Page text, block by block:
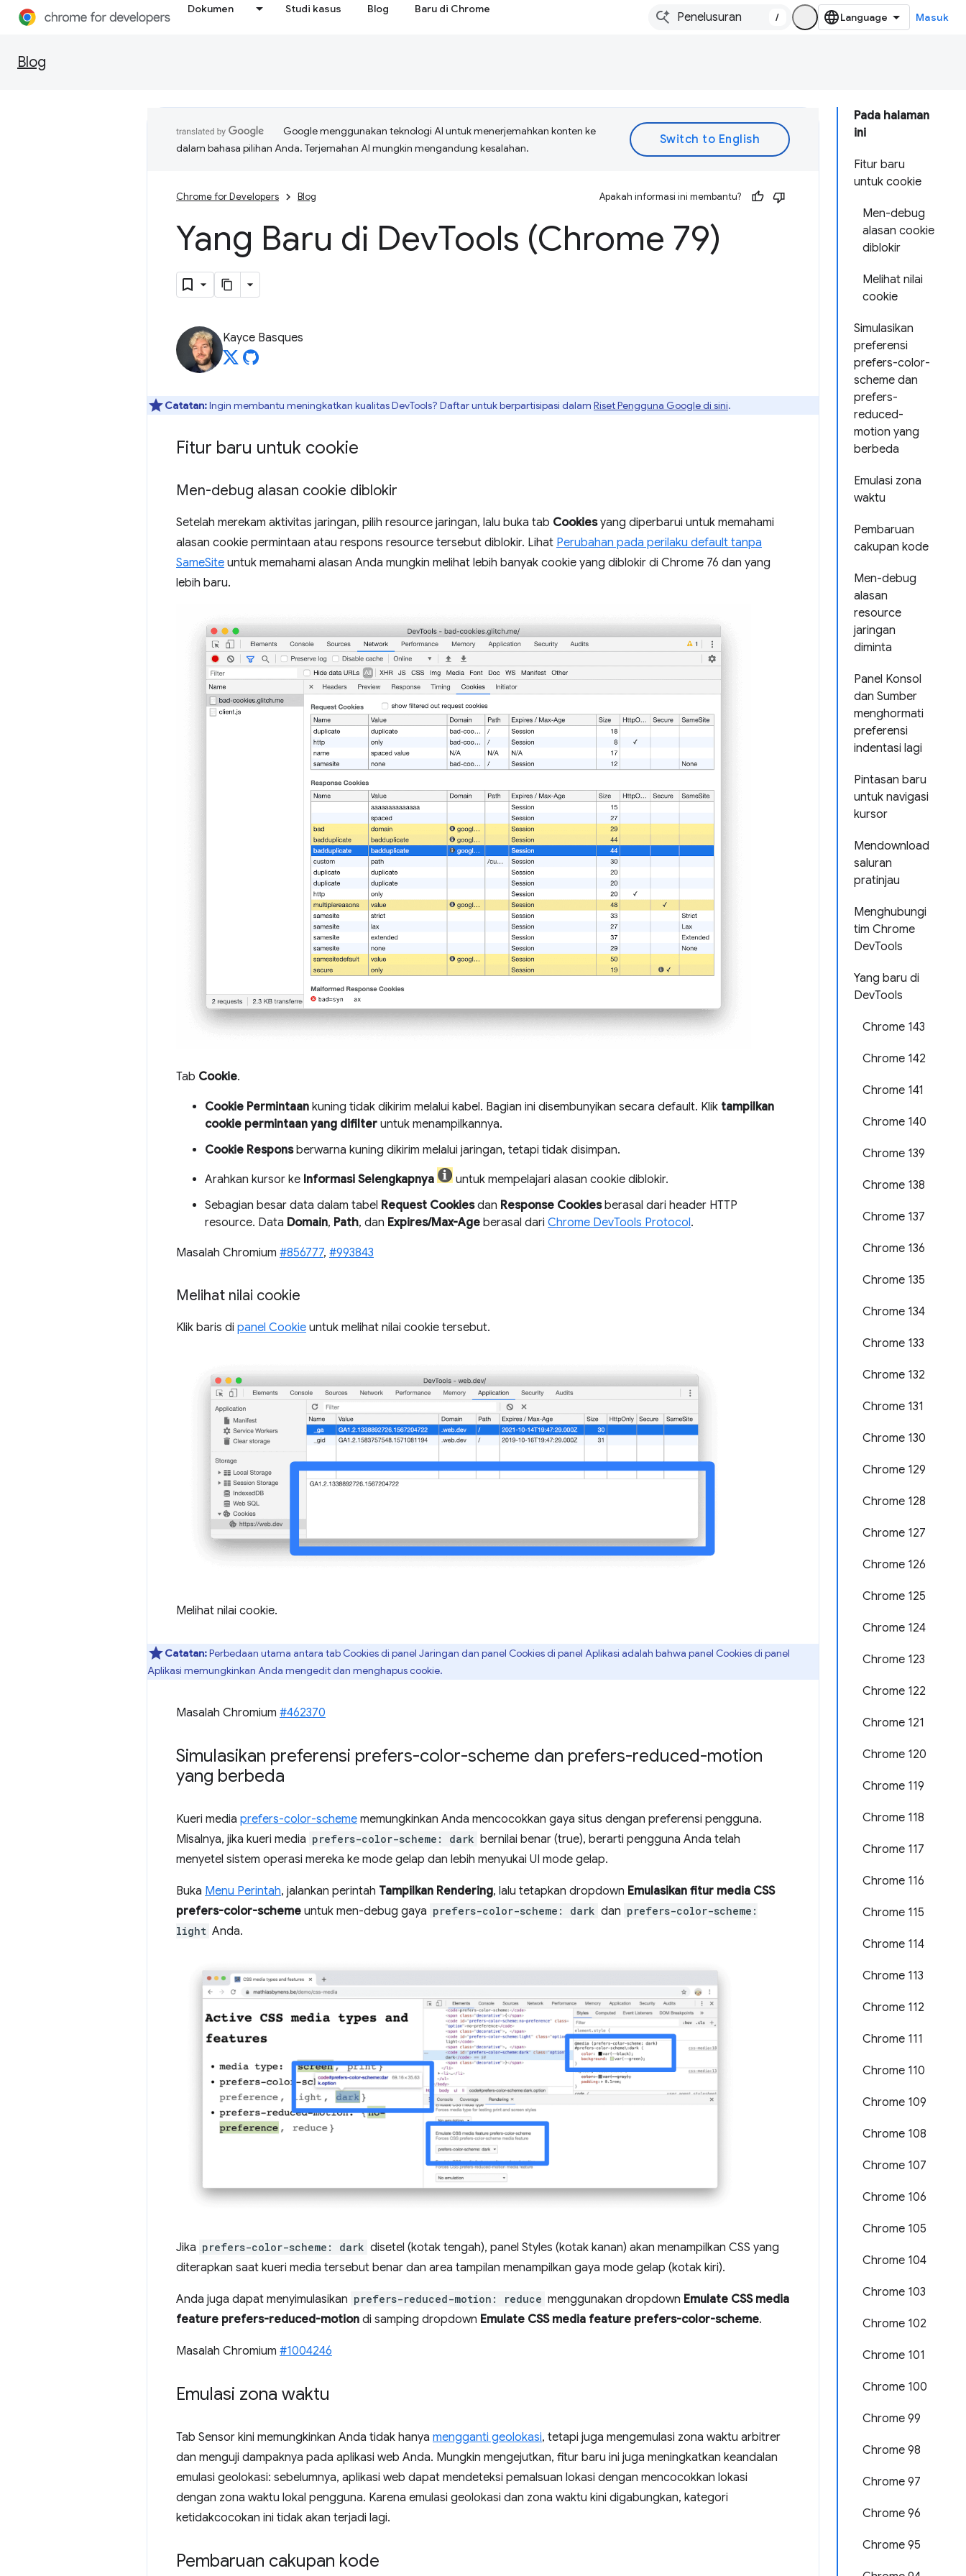
Dokumen Studi kasus Blog Baru di Chrome
/ Masuk
Blog
Pada halaman
ini
Fitur baru
untuk cookie
Men-debug
alasan cookie
diblokir
Melihat nilai
cookie
Simulasikan
preferensi
prefers-color-
scheme dan
prefers-
reduced-
motion yang
berbeda
Emulasi zona
waktu
Pembaruan
cakupan kode
Men-debug
alasan
resource
jaringan
diminta
Panel Konsol
dan Sumber
menghormati
preferensi
indentasi lagi
Pintasan baru
untuk navigasi
kursor
Mendownload
saluran
pratinjau
Menghubungi
tim Chrome
DevTools
Yang baru di
DevTools
Chrome 143
Chrome 142
Chrome 141
Chrome 140
Chrome 139
Chrome 138
Chrome 137
Chrome 136
Chrome 135
Chrome 134
Chrome 133
Chrome 132
Chrome 131
Chrome 130
Chrome 129
Chrome 128
Chrome 127
Chrome 126
Chrome 125
Chrome 124
Chrome 123
Chrome 122
Chrome 121
Chrome 120
Chrome 119
Chrome 118
Chrome 117
Chrome 116
Chrome 115
Chrome 114
Chrome 113
Chrome 112
Chrome 111
Chrome 110
Chrome 109
Chrome 108
Chrome 107
Chrome 106
Chrome 105
Chrome 104
Chrome 103
Chrome 102
Chrome 101
Chrome 100
Chrome 99
Chrome 98
Chrome 97
Chrome 96
Chrome 95
Google menggunakan teknologi AI untuk menerjemahkan konten ke
dalam bahasa pilihan Anda. Terjemahan AI mungkin mengandung kesalahan.
Chrome for Developers Blog Apakah informasi ini membantu?
Yang Baru di DevTools (Chrome 79)
Kayce Basques
Catatan:Ingin membantu meningkatkan kualitas DevTools? Daftar untuk berpartisipasi dalam Riset Pengguna Google di sini.
Fitur baru untuk cookie
Men-debug alasan cookie diblokir
Setelah merekam aktivitas jaringan, pilih resource jaringan, lalu buka tab Cookiesyang diperbarui untuk memahami
alasan cookie permintaan atau respons resource tersebut diblokir. Lihat Perubahan pada perilaku default tanpa
SameSite untuk memahami alasan Anda mungkin melihat lebih banyak cookie yang diblokir di Chrome 76 dan yang
lebih baru.
Tab Cookie.
Cookie Permintaan kuning tidak dikirim melalui kabel. Bagian ini disembunyikan secara default. Klik tampilkan
cookie permintaan yang difilter untuk menampilkannya.
Cookie Responsberwarna kuning dikirim melalui jaringan, tetapi tidak disimpan.
Arahkan kursor ke Informasi Selengkapnya
untuk mempelajari alasan cookie diblokir.
Sebagian besar data dalam tabel Request Cookiesdan Response Cookiesberasal dari header HTTP
resource. Data Domain, Path, dan Expires/Max-Age berasal dari Chrome DevTools Protocol.
Masalah Chromium #856777, #993843
Melihat nilai cookie
Klik baris di panel Cookie untuk melihat nilai cookie tersebut.
Melihat nilai cookie.
Catatan:Perbedaan utama antara tab Cookies di panel Jaringan dan panel Cookies di panel Aplikasi adalah bahwa panel Cookies di panel
Aplikasi memungkinkan Anda mengedit dan menghapus cookie.
Masalah Chromium #462370
Simulasikan preferensi prefers-color-scheme dan prefers-reduced-motion
yang berbeda
Kueri media prefers-color-scheme memungkinkan Anda mencocokkan gaya situs dengan preferensi pengguna.
Misalnya, jika kueri media prefers-color-scheme: dark bernilai benar (true), berarti pengguna Anda telah
menyetel sistem operasi mereka ke mode gelap dan lebih menyukai UI mode gelap.
Buka Menu Perintah, jalankan perintah Tampilkan Rendering, lalu tetapkan dropdown Emulasikan fitur media CSS
prefers-color-scheme untuk men-debug gaya prefers-color-scheme: dark dan prefers-color-scheme:
light Anda.
Jika prefers-color-scheme: dark disetel (kotak tengah), panel Styles (kotak kanan) akan menampilkan CSS yang
diterapkan saat kueri media tersebut benar dan area tampilan menampilkan gaya mode gelap (kotak kiri).
Anda juga dapat menyimulasikan prefers-reduced-motion: reduce menggunakan dropdown Emulate CSS media
feature prefers-reduced-motion di samping dropdown Emulate CSS media feature prefers-color-scheme.
Masalah Chromium #1004246
Emulasi zona waktu
Tab Sensor kini memungkinkan Anda tidak hanya mengganti geolokasi, tetapi juga mengemulasi zona waktu arbitrer
dan menguji dampaknya pada aplikasi web Anda. Mungkin mengejutkan, fitur baru ini juga meningkatkan keandalan
emulasi geolokasi: sebelumnya, aplikasi web dapat mendeteksi pemalsuan lokasi dengan mencocokkan lokasi
dengan zona waktu lokal pengguna. Karena emulasi geolokasi dan zona waktu kini digabungkan, kategori
ketidakcocokan ini tidak akan terjadi lagi.
Pembaruan cakupan kode